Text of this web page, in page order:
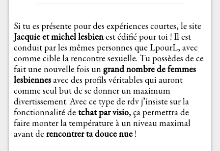
Si tu es présente pour des expériences courtes, le site
Jacquie et michel lesbienest édifié pour toi ! Il est
conduit par les mêmes personnes que LpourL, avec
comme cible la rencontre sexuelle. Tu possèdes de ce
fait une nouvelle fois ungrand nombre de femmes
lesbiennesavec des profils véritables qui auront
comme seul but de se donner un maximum
divertissement. Avec ce type de rdv j’insiste sur la
fonctionnalité de tchat par visio, ça permettra de
faire monter la température à un niveau maximal
avant de rencontrer ta douce nue!